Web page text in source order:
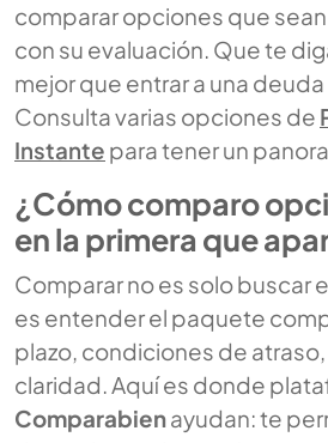
comparar opciones que
con su evaluación. Que te
mejor que entrar a una
Consulta varias opciones de
Instante para tener un
¿Cómo comparo
en la primera que
Comparar no es solo buscar
es entender el paquete
plazo, condiciones de
claridad. Aquí es donde
Comparabienayudan: te